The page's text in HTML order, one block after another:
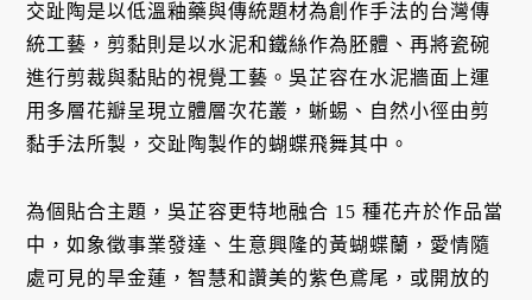
交趾陶是以低溫釉藥與傳統題材為創作手法的台灣傳
統工藝，剪黏則是以水泥和鐵絲作為胚體、再將瓷碗
進行剪裁與黏貼的視覺工藝。吳芷容在水泥牆面上運
用多層花瓣呈現立體層次花叢，蜥蜴、自然小徑由剪
黏手法所製，交趾陶製作的蝴蝶飛舞其中。
為個貼合主題，吳芷容更特地融合 15 種花卉於作品當
中，如象徵事業發達、生意興隆的黃蝴蝶蘭，愛情隨
處可見的旱金蓮，智慧和讚美的紫色鳶尾，或開放的